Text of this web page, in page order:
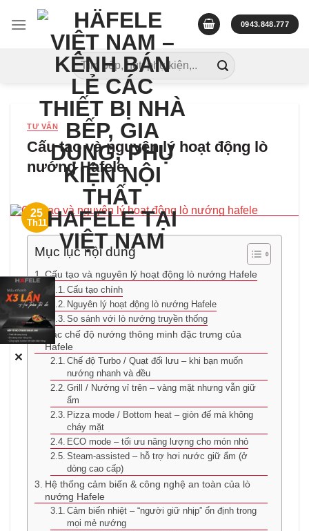
0943.848.777
Tìm
kiếm:
TƯ VẤN
Cấu tạo và nguyên lý hoạt động lò
nướng Hafele
25
Th11
Mục lục nội dung
Cấu tạo và nguyên lý hoạt động lò nướng Hafele
Cấu tạo chính
Nguyên lý hoạt động lò nướng Hafele
So sánh với lò nướng truyền thống
Các chế độ nướng thông minh đặc trưng của
Hafele
Chế độ Turbo / Quạt đối lưu – khi bạn muốn
nướng nhanh và đều
Grill / Nướng vỉ trên – vàng mặt nhưng vẫn giữ
ẩm
Pizza mode / Bottom heat – giòn đế mà không
cháy mặt
ECO mode – tối ưu năng lượng cho món nhỏ
Steam-assisted – hỗ trợ hơi nước giữ ẩm (ở
dòng cao cấp)
Hệ thống cảm biến & công nghệ an toàn của lò
nướng Hafele
Cảm biến nhiệt – “người giữ nhịp” ổn định trong
mọi mẻ nướng
✕